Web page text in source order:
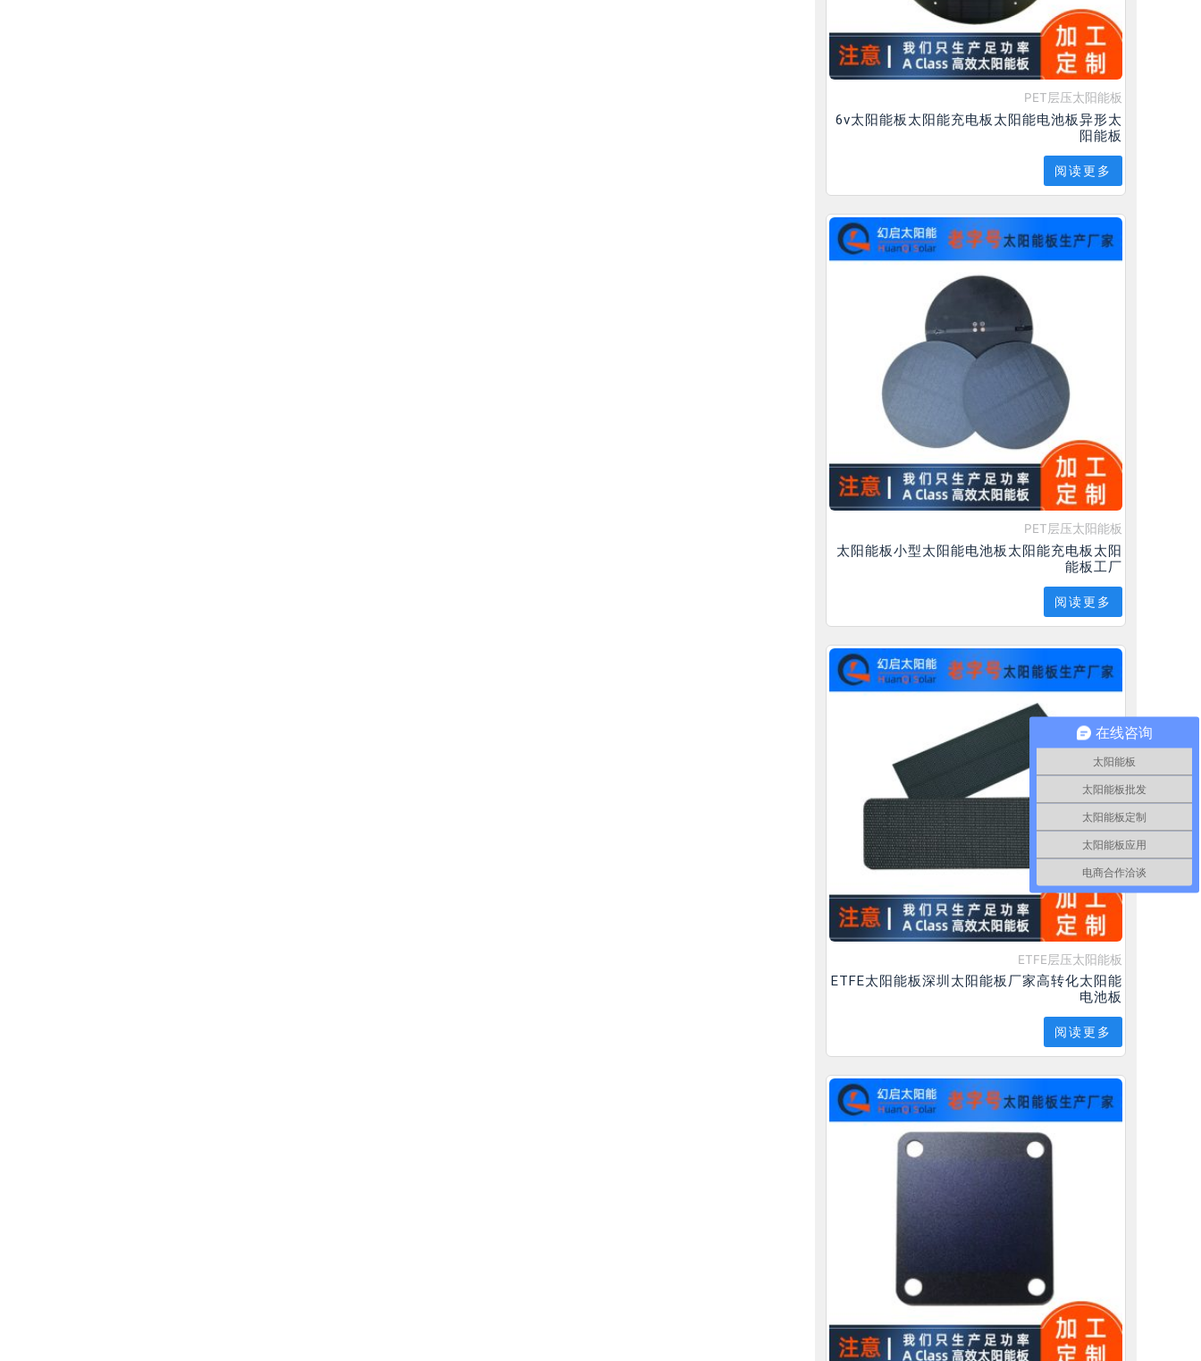
PET层压太阳能板
6v太阳能板太阳能充电板太阳能电池板异形太
阳能板
阅读更多
PET层压太阳能板
太阳能板小型太阳能电池板太阳能充电板太阳
能板工厂
阅读更多
ETFE层压太阳能板
ETFE太阳能板深圳太阳能板厂家高转化太阳能
电池板
阅读更多
在线咨询
太阳能板
太阳能板批发
太阳能板定制
太阳能板应用
电商合作洽谈